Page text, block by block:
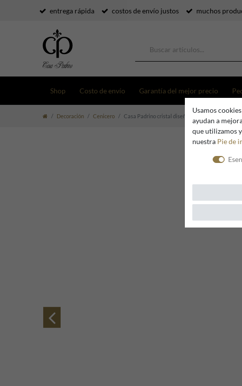
entrega rápida costos de envío justos muchos
Shop Costo de envío Garantía del mejor precio
Decoración Cenicero Casa Padrino cristal diseñador cenicero de vidrio
Usamos
ayudan a
que utilizamos
nuestra Pie de